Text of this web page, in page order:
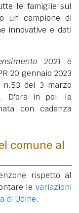
le famiglie sul
un campione di
innovative e dati
2021 è
20 gennaio 2023
n.53 del 3 marzo
D'ora in poi, la
con cadenza
comune al
rispetto al
levariazioni
di Udine.